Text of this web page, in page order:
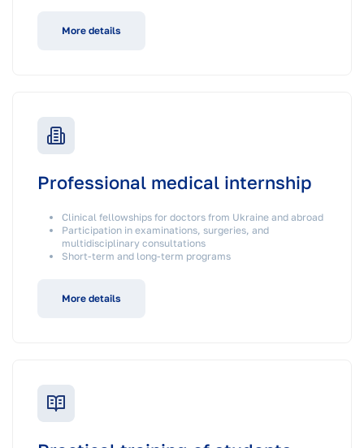
More details
Professional medical internship
Clinical fellowships for doctors from Ukraine and abroad
Participation in examinations, surgeries, and
multidisciplinary consultations
Short-term and long-term programs
More details